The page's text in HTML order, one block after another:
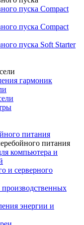
пуска Compact
пуска Compact
пуска Soft Starter
гармоник
питания
питания
компьютера и
и серверного
энергии и